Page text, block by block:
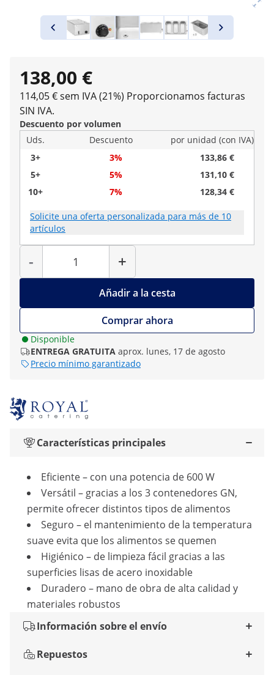
138,00 €
114,05 € sem IVA (21%) Proporcionamos facturas
SIN IVA.
Descuento por volumen
Uds.
Descuento
por unidad (con IVA)
3+
3%
133,86 €
5+
5%
131,10 €
10+
7% 128,34 €
Solicite una oferta personalizada para más de 10
artículos
-
Cantidad
+
Añadir a la cesta
Comprar ahora
Disponible
ENTREGA GRATUITA aprox. lunes, 17 de agosto
Precio mínimo garantizado
Características principales
Eficiente – con una potencia de 600 W
Versátil – gracias a los 3 contenedores GN,
permite ofrecer distintos tipos de alimentos
Seguro – el mantenimiento de la temperatura
suave evita que los alimentos se quemen
Higiénico – de limpieza fácil gracias a las
superficies lisas de acero inoxidable
Duradero – mano de obra de alta calidad y
materiales robustos
Información sobre el envío
Repuestos